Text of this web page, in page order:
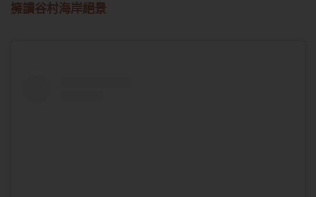
擁讀谷村海岸絕景